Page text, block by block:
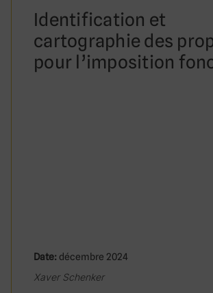
Identification et
cartographie des
pour l’imposition
Date: décembre 2024
Xaver Schenker